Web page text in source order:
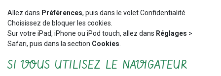
Allez dans Préférences, puis dans le volet Confidentialité
Choisissez de bloquer les cookies.
Sur votre iPad, iPhone ou iPod touch, allez dans Réglages >
Safari, puis dans la section Cookies
SI VOUS UTILISEZ LE NAVIGATEUR